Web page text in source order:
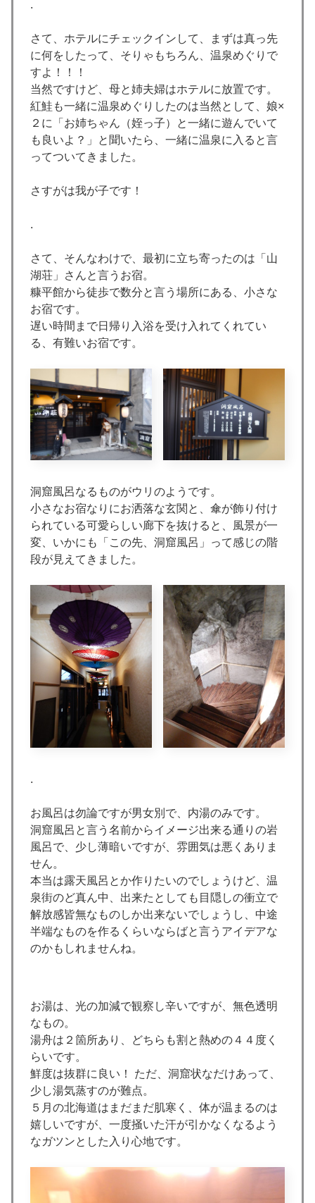
.
さて、ホテルにチェックインして、まずは真っ先
に何をしたって、そりゃもちろん、温泉めぐりで
すよ！！！
当然ですけど、母と姉夫婦はホテルに放置です。
紅鮭も一緒に温泉めぐりしたのは当然として、娘×
２に「お姉ちゃん（姪っ子）と一緒に遊んでいて
も良いよ？」と聞いたら、一緒に温泉に入ると言
ってついてきました。
さすがは我が子です！
.
さて、そんなわけで、最初に立ち寄ったのは「山
湖荘」さんと言うお宿。
糠平館から徒歩で数分と言う場所にある、小さな
お宿です。
遅い時間まで日帰り入浴を受け入れてくれてい
る、有難いお宿です。
洞窟風呂なるものがウリのようです。
小さなお宿なりにお洒落な玄関と、傘が飾り付け
られている可愛らしい廊下を抜けると、風景が一
変、いかにも「この先、洞窟風呂」って感じの階
段が見えてきました。
.
お風呂は勿論ですが男女別で、内湯のみです。
洞窟風呂と言う名前からイメージ出来る通りの岩
風呂で、少し薄暗いですが、雰囲気は悪くありま
せん。
本当は露天風呂とか作りたいのでしょうけど、温
泉街のど真ん中、出来たとしても目隠しの衝立で
解放感皆無なものしか出来ないでしょうし、中途
半端なものを作るくらいならばと言うアイデアな
のかもしれませんね。
お湯は、光の加減で観察し辛いですが、無色透明
なもの。
湯舟は２箇所あり、どちらも割と熱めの４４度く
らいです。
鮮度は抜群に良い！ ただ、洞窟状なだけあって、
少し湯気蒸すのが難点。
５月の北海道はまだまだ肌寒く、体が温まるのは
嬉しいですが、一度掻いた汗が引かなくなるよう
なガツンとした入り心地です。